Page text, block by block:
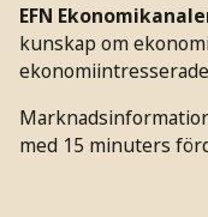
EFN
kunskap om
med 15 minuters